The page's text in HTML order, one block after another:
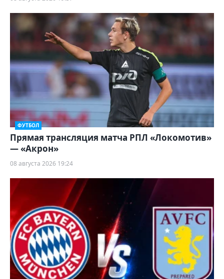
ФУТБОЛ
Прямая трансляция матча РПЛ «Локомотив»
— «Акрон»
08 августа 2026 19:24